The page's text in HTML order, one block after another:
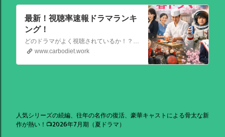
最新！視聴率速報ドラマランキ
ング！
どのドラマがよく視聴されているか！？視聴率速報ドラマランキングを大公開！相棒強し！日曜劇場強し！
www.carbodiet.work
人気シリーズの続編、往年の名作の復活、豪華キャストによる骨太な新
作が熱い！📺2026年7月期（夏ドラマ）